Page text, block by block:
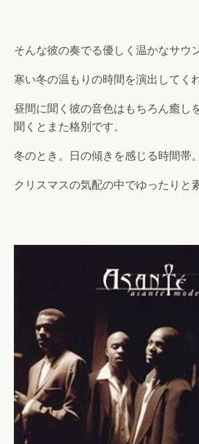
そんな彼の奏でる優しく温かなサウ
寒い冬の温もりの時間を演出してく
昼間に聞く彼の音色はもちろん癒し
聞くとまた格別です。
冬のとき。日の傾きを感じる時間帯
クリスマスの気配の中でゆったりと